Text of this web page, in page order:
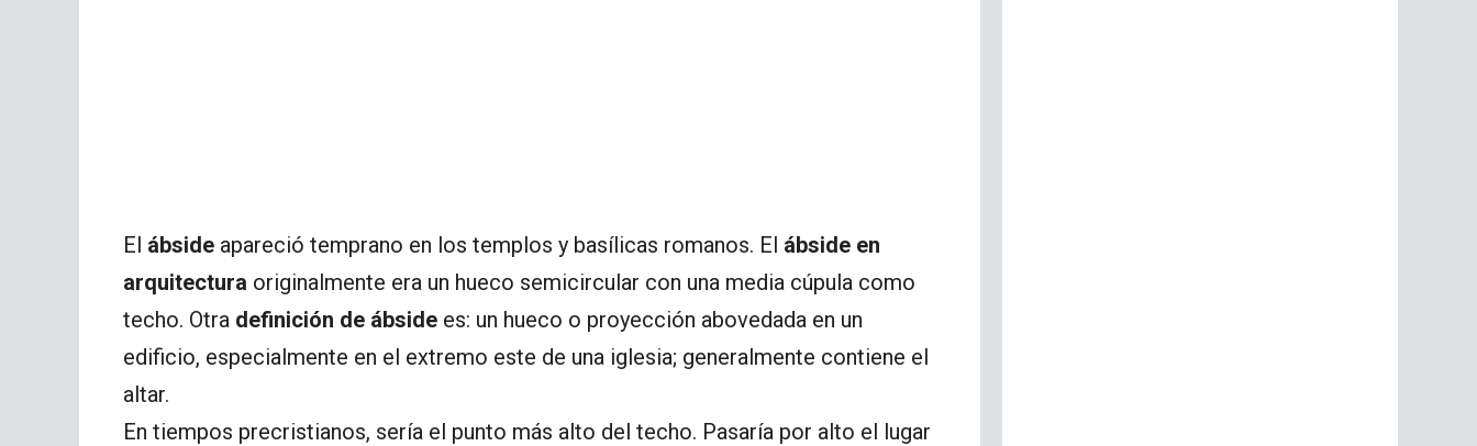
El ábside apareció temprano en los templos y basílicas romanos. El ábside en
arquitectura originalmente era un hueco semicircular con una media cúpula como
techo. Otra definición de ábside es: un hueco o proyección abovedada en un
edificio, especialmente en el extremo este de una iglesia; generalmente contiene el
altar.
En tiempos precristianos, sería el punto más alto del techo. Pasaría por alto el lugar